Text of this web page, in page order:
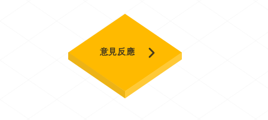
意見反應